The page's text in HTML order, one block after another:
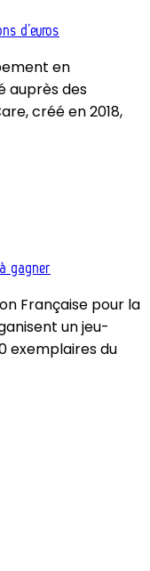
d’euros
en
auprès des
créé en 2018,
gagner
Française pour la
un jeu-
exemplaires du